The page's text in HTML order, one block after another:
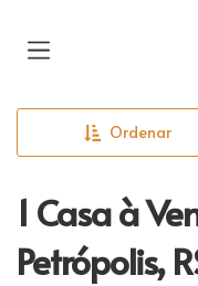
Ordenar
1 Casa à
Petrópolis,